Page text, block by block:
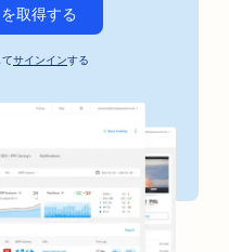
取得する
サインインする